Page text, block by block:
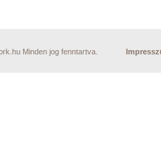
Minden jog fenntartva.